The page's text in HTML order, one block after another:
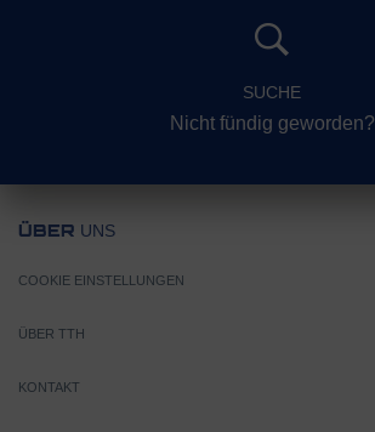
SUCHE
Nicht fündig geworden?
ÜBER UNS
COOKIE EINSTELLUNGEN
ÜBER TTH
KONTAKT